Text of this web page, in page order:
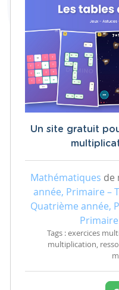
Un site gratuit
Mathématiques de
année, Primaire –
Quatrième année,
Tags : exercices
multiplication,